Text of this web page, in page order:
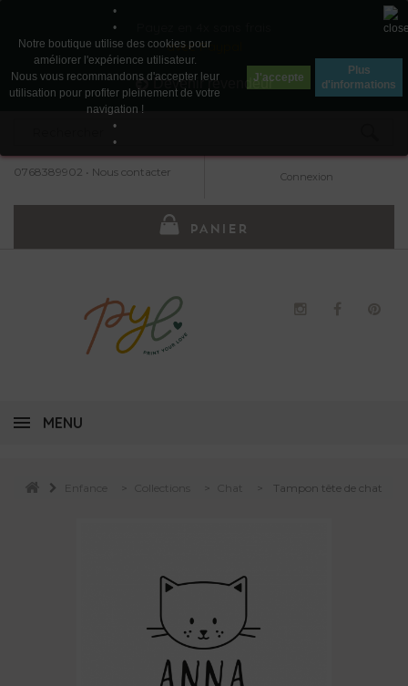
avec Paypal
Devenir revendeur
0768389902 • Nous contacter Connexion
PANIER
•
•
Notre boutique utilise des cookies pour
améliorer l'expérience utilisateur.
Nous vous recommandons d'accepter leur
utilisation pour profiter pleinement de votre
navigation !
•
•
J'accepte
Plus
d'informations
MENU
Enfance Collections Chat Tampon tête de chat